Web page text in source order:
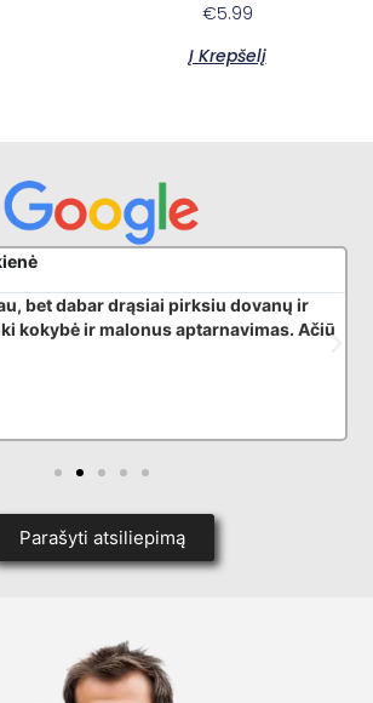
€5.99
Į Krepšelį
G
savo darbą, nuostabus aptarnavimas
Parašyti atsiliepimą